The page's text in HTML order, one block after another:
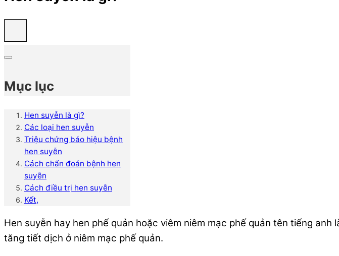
Mục lục
Hen suyễn là gì?
Các loại hen suyễn
Triệu chứng báo hiệu bệnh
hen suyễn
Cách chẩn đoán bệnh hen
suyễn
Cách điều trị hen suyễn
Kết,
Hen suyễn hay hen phế quản hoặc viêm niêm mạc phế quản tên tiếng
tăng tiết dịch ở niêm mạc phế quản.